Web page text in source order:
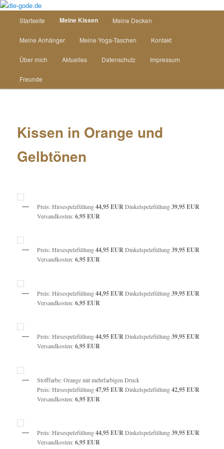
Zum
wechseln
die-gode.de
Startseite Meine Kissen Meine Decken
Meine Anhänger Meine Yoga-Taschen Kontakt
Über mich Aktuelles Datenschutz Impressum
Freunde
Kissen in Orange und
Gelbtönen
Preis: Hirsespelzfüllung44,95 EURDinkelspelzfüllung39,95 EUR
Versandkosten:6,95 EUR
Preis: Hirsespelzfüllung44,95 EURDinkelspelzfüllung39,95 EUR
Versandkosten:6,95 EUR
Preis: Hirsespelzfüllung44,95 EURDinkelspelzfüllung39,95 EUR
Versandkosten:6,95 EUR
Preis: Hirsespelzfüllung44,95 EURDinkelspelzfüllung39,95 EUR
Versandkosten:6,95 EUR
Stofffarbe: Orange mit mehrfarbigen Druck
Preis: Hirsespelzfüllung47,95EURDinkelspelzfüllung42,95EUR
Versandkosten:6,95 EUR
Preis: Hirsespelzfüllung44,95 EURDinkelspelzfüllung39,95 EUR
Versandkosten:6,95 EUR